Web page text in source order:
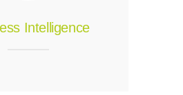
Intelligence